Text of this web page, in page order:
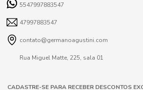
5547997883547
47997883547
contato@germanoagustini.com
Rua Miguel Matte, 225, sala 01
CADASTRE-SE PARA RECEBER DESCONTOS